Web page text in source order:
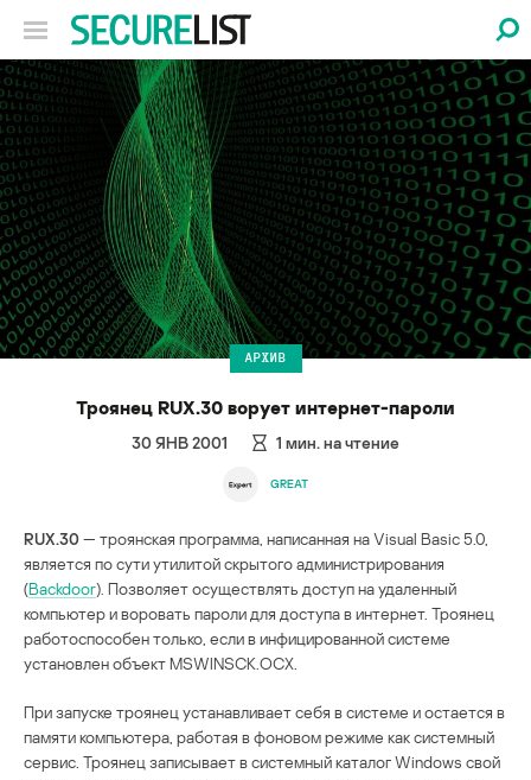
АРХИВ
Троянец RUX.30 ворует интернет-пароли
30 ЯНВ 2001 1 мин. на чтение
GREAT
RUX.30— троянская программа, написанная на Visual Basic 5.0,
является по сути утилитой скрытого администрирования
(Backdoor). Позволяет осуществлять доступ на удаленный
компьютер и воровать пароли для доступа в интернет. Троянец
работоспособен только, если в инфицированной системе
установлен объект MSWINSCK.OCX.
При запуске троянец устанавливает себя в системе и остается в
памяти компьютера, работая в фоновом режиме как системный
сервис. Троянец записывает в системный каталог Windows свой